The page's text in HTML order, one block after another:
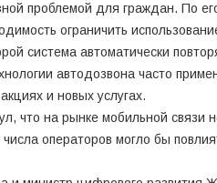
проблемой для граждан. По
ограничить
система автоматически
автодозвона часто
и новых услугах.
что на рынке мобильной связи
операторов могло бы